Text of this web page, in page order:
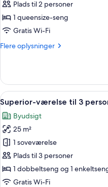
Superior-
dobbeltværelse
Plads til 2 personer
1 queensize-seng
Gratis Wi-Fi
Flere oplysninger
Flere
dobbeltværelse
Indlæs
alle
billeder
af
Superior-
værelse
til
3
5
Superior-værelse til 3
Byudsigt
25 m²
1 soveværelse
Plads til 3 personer
1 dobbeltseng og 1
Gratis Wi-Fi